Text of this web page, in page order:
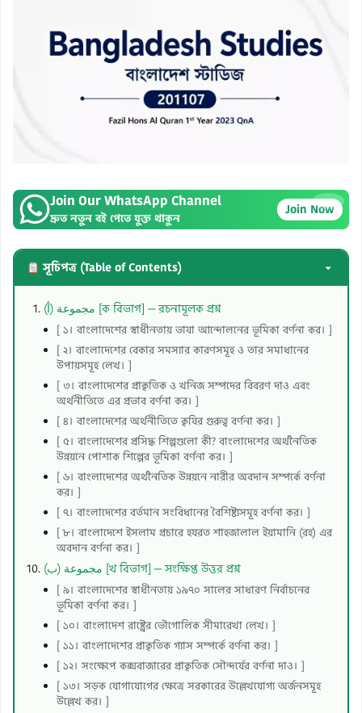
×
Join Our WhatsApp Channel
দ্রুত নতুন বই পেতে যুক্ত থাকুন
Join Now
সূচিপত্র (Table of Contents)
مجموعة (أ) [ক বিভাগ] — রচনামূলক প্রশ্ন
[ ১। বাংলাদেশের স্বাধীনতায় ভাষা আন্দোলনের ভূমিকা বর্ণনা কর। ]
[ ২। বাংলাদেশের বেকার সমস্যার কারণসমূহ ও তার সমাধানের
উপায়সমূহ লেখ। ]
[ ৩। বাংলাদেশের প্রাকৃতিক ও খনিজ সম্পদের বিবরণ দাও এবং
অর্থনীতিতে এর প্রভাব বর্ণনা কর। ]
[ ৪। বাংলাদেশের অর্থনীতিতে কৃষির গুরুত্ব বর্ণনা কর। ]
[ ৫। বাংলাদেশের প্রসিদ্ধ শিল্পগুলো কী? বাংলাদেশের অর্থনৈতিক
উন্নয়নে পোশাক শিল্পের ভূমিকা বর্ণনা কর। ]
[ ৬। বাংলাদেশের অর্থনৈতিক উন্নয়নে নারীর অবদান সম্পর্কে বর্ণনা
কর। ]
[ ৭। বাংলাদেশের বর্তমান সংবিধানের বৈশিষ্ট্যসমূহ বর্ণনা কর। ]
[ ৮। বাংলাদেশে ইসলাম প্রচারে হযরত শাহজালাল ইয়ামানি (রহ) এর
অবদান বর্ণনা কর। ]
مجموعة (ب) [খ বিভাগ] — সংক্ষিপ্ত উত্তর প্রশ্ন
[ ৯। বাংলাদেশের স্বাধীনতায় ১৯৭০ সালের সাধারণ নির্বাচনের
ভূমিকা বর্ণনা কর। ]
[ ১০। বাংলাদেশ রাষ্ট্রের ভৌগোলিক সীমারেখা লেখ। ]
[ ১১। বাংলাদেশের প্রাকৃতিক গ্যাস সম্পর্কে বর্ণনা কর। ]
[ ১২। সংক্ষেপে কক্সবাজারের প্রাকৃতিক সৌন্দর্যের বর্ণনা দাও। ]
[ ১৩। সড়ক যোগাযোগের ক্ষেত্রে সরকারের উল্লেখযোগ্য অর্জনসমূহ
উল্লেখ কর। ]